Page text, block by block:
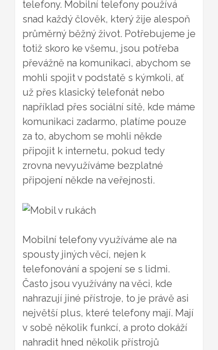
telefony. Mobilní telefony používá
snad každý člověk, který žije alespoň
průměrný běžný život. Potřebujeme je
totiž skoro ke všemu, jsou potřeba
převážně na komunikaci, abychom se
mohli spojit v podstatě s kýmkoli, ať
už přes klasický telefonát nebo
například přes sociální sítě, kde máme
komunikaci zadarmo, platíme pouze
za to, abychom se mohli někde
připojit k internetu, pokud tedy
zrovna nevyužíváme bezplatné
připojení někde na veřejnosti.
Mobilní telefony využíváme ale na
spousty jiných věcí, nejen k
telefonování a spojení se s lidmi.
Často jsou využívány na věci, kde
nahrazují jiné přístroje, to je právě asi
největší plus, které telefony mají. Mají
v sobě několik funkcí, a proto dokáží
nahradit hned několik přístrojů